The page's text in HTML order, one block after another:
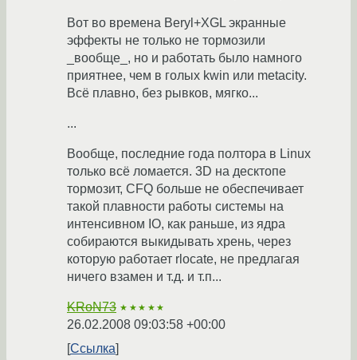
Вот во времена Beryl+XGL экранные
эффекты не только не тормозили
_вообще_, но и работать было намного
приятнее, чем в голых kwin или metacity.
Всё плавно, без рывков, мягко...
...
Вообще, последние года полтора в Linux
только всё ломается. 3D на десктопе
тормозит, CFQ больше не обеспечивает
такой плавности работы системы на
интенсивном IO, как раньше, из ядра
собираются выкидывать хрень, через
которую работает rlocate, не предлагая
ничего взамен и т.д. и т.п...
KRoN73 ★★★★★
26.02.2008 09:03:58 +00:00
Ссылка